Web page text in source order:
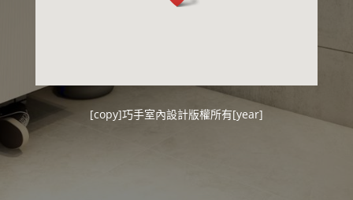
[copy]巧手室內設計版權所有[year]